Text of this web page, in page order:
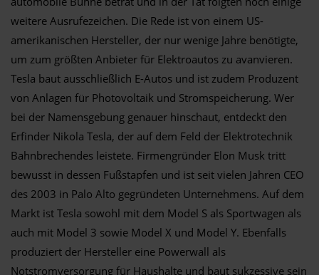
weitere Ausrufezeichen. Die Rede ist von einem US-
amerikanischen Hersteller, der nur wenige Jahre benötigte,
um zum größten Anbieter für Elektroautos zu avanvieren.
Tesla baut ausschließlich E-Autos und ist zudem Produzent
von Anlagen für Photovoltaik und Stromspeicherung. Wer
bei der Namensgebung genauer hinschaut, entdeckt den
Erfinder Nikola Tesla, der auf dem Feld der Elektrotechnik
Bahnbrechendes leistete. Firmengründer Elon Musk tritt
bewusst in dessen Fußstapfen und ist seit vielen Jahren CEO
des 2003 in Palo Alto gegründeten Unternehmens. Auf dem
Markt ist Tesla sowohl mit dem Model S als Sportwagen als
auch mit Model 3 sowie Model X und Model Y. Ebenfalls
produziert der Hersteller eine Powerwall als
Notstromversorgung für Haushalte und baut sukzessive sein